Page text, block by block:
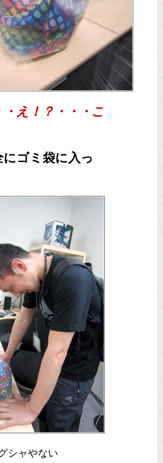
え！？・・・こ
ゴミ袋に入っ
シャやない